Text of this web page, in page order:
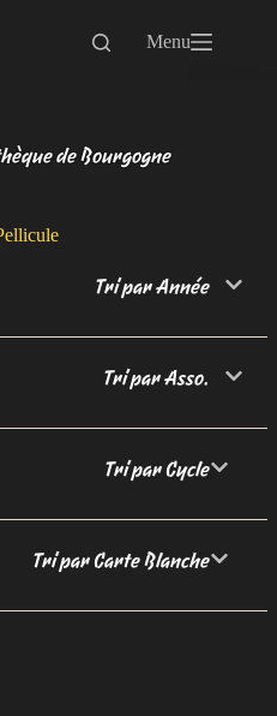
Menu
de Bourgogne
Tri par Année
Tri par Asso.
Tri par Cycle
Tri par Carte Blanche